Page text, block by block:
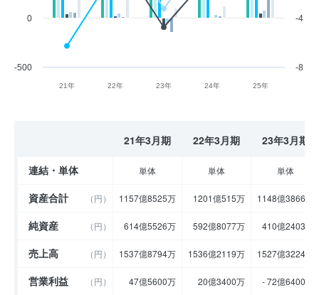
21年 22年 23年 24年 25年
-500
0
-8
-4
21年3月期 22年3月期 23年3月期
連結・単体 単体 単体 単体
資産合計 （円） 1157億8525万 1201億515万 1148億3866万
純資産 （円） 614億5526万 592億8077万 410億2403万
売上高 （円） 1537億8794万 1536億2119万 1527億3224万
営業利益 （円） 47億5600万 20億3400万 - 72億6400万